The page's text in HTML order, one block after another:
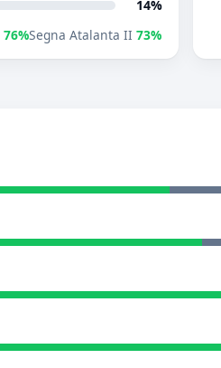
14%
76%Segna Atalanta II 73%